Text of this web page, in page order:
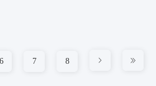
6 7 8